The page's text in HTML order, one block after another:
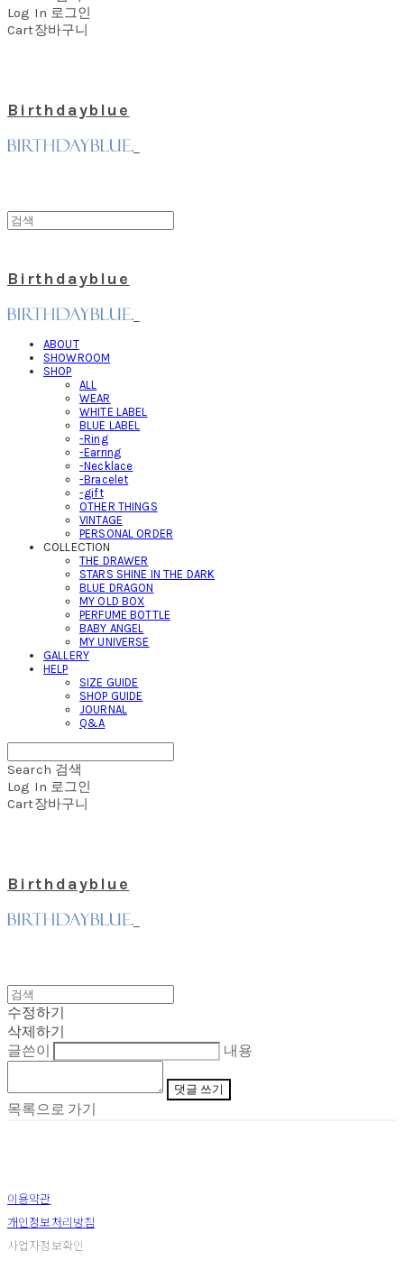
Log In 로그인
Cart장바구니
Birthdayblue
Birthdayblue
ABOUT
SHOWROOM
SHOP
ALL
WEAR
WHITE LABEL
BLUE LABEL
-Ring
-Earring
-Necklace
-Bracelet
-gift
OTHER THINGS
VINTAGE
PERSONAL ORDER
COLLECTION
THE DRAWER
STARS SHINE IN THE DARK
BLUE DRAGON
MY OLD BOX
PERFUME BOTTLE
BABY ANGEL
MY UNIVERSE
GALLERY
HELP
SIZE GUIDE
SHOP GUIDE
JOURNAL
Q&A
Search 검색
Log In 로그인
Cart장바구니
Birthdayblue
수정하기
삭제하기
글쓴이
내용
댓글 쓰기
목록으로 가기
이용약관
개인정보처리방침
사업자정보확인